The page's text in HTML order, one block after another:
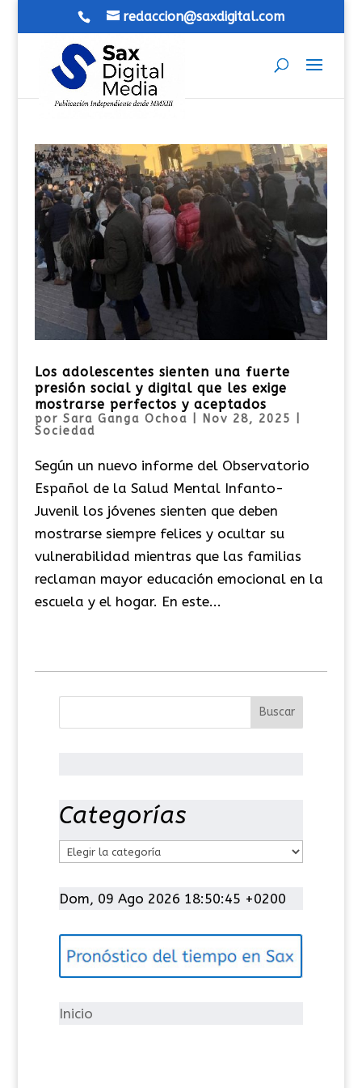
redaccion@saxdigital.com
Los adolescentes sienten una fuerte
presión social y digital que les exige
mostrarse perfectos y aceptados
por Sara Ganga Ochoa Nov 28, 2025
Sociedad
Según un nuevo informe del Observatorio
Español de la Salud Mental Infanto-
Juvenil los jóvenes sienten que deben
mostrarse siempre felices y ocultar su
vulnerabilidad mientras que las familias
reclaman mayor educación emocional en la
escuela y el hogar. En este...
Categorías
t
g
í
Dom, 09 Ago 2026 18:50:46 +0200
Inicio